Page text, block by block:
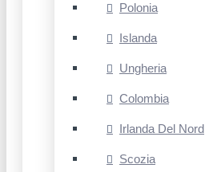
Polonia
Islanda
Ungheria
Colombia
Irlanda Del Nord
Scozia